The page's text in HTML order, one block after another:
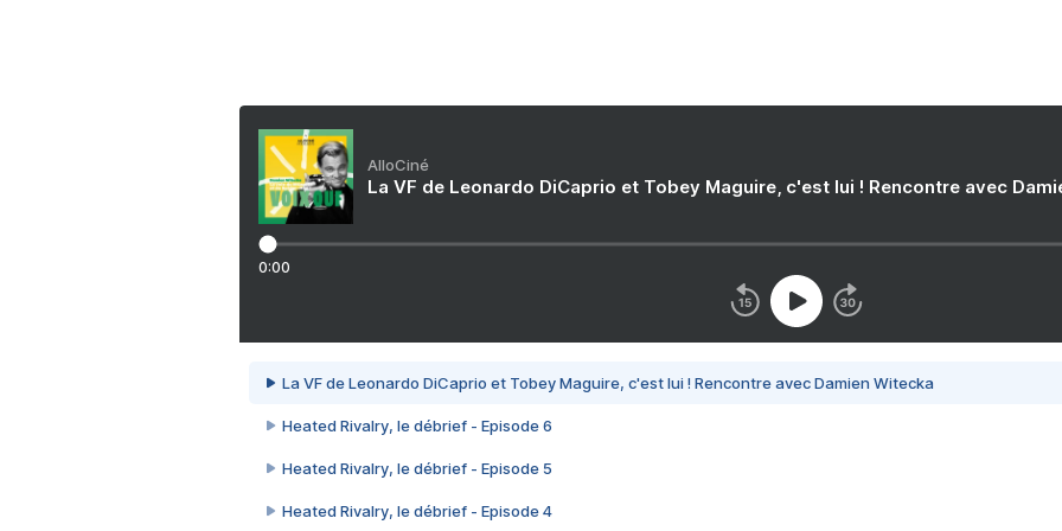
AlloCiné
La VF de Leonardo DiCaprio et Tobey Maguire, c'est lui ! Rencontre avec
0:00
La VF de Leonardo DiCaprio et Tobey Maguire, c'est lui ! Rencontre avec Damien Witecka
Heated Rivalry, le débrief - Episode 6
Heated Rivalry, le débrief - Episode 5
Heated Rivalry, le débrief - Episode 4